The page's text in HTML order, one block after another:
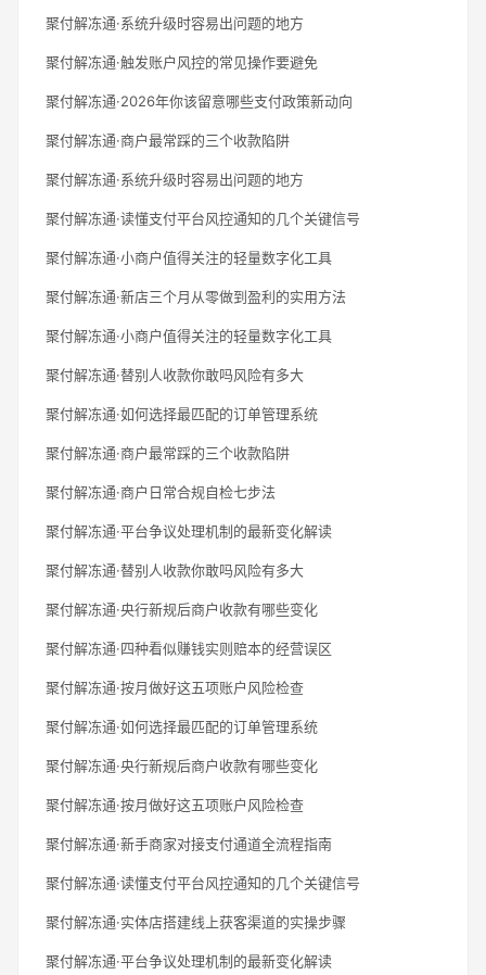
聚付解冻通·系统升级时容易出问题的地方
聚付解冻通·触发账户风控的常见操作要避免
聚付解冻通·2026年你该留意哪些支付政策新动向
聚付解冻通·商户最常踩的三个收款陷阱
聚付解冻通·系统升级时容易出问题的地方
聚付解冻通·读懂支付平台风控通知的几个关键信号
聚付解冻通·小商户值得关注的轻量数字化工具
聚付解冻通·新店三个月从零做到盈利的实用方法
聚付解冻通·小商户值得关注的轻量数字化工具
聚付解冻通·替别人收款你敢吗风险有多大
聚付解冻通·如何选择最匹配的订单管理系统
聚付解冻通·商户最常踩的三个收款陷阱
聚付解冻通·商户日常合规自检七步法
聚付解冻通·平台争议处理机制的最新变化解读
聚付解冻通·替别人收款你敢吗风险有多大
聚付解冻通·央行新规后商户收款有哪些变化
聚付解冻通·四种看似赚钱实则赔本的经营误区
聚付解冻通·按月做好这五项账户风险检查
聚付解冻通·如何选择最匹配的订单管理系统
聚付解冻通·央行新规后商户收款有哪些变化
聚付解冻通·按月做好这五项账户风险检查
聚付解冻通·新手商家对接支付通道全流程指南
聚付解冻通·读懂支付平台风控通知的几个关键信号
聚付解冻通·实体店搭建线上获客渠道的实操步骤
聚付解冻通·平台争议处理机制的最新变化解读